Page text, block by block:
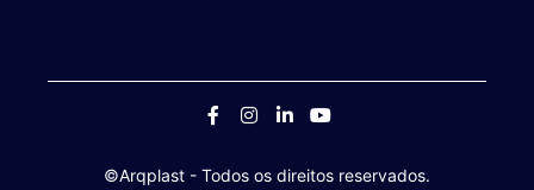
©Arqplast - Todos os direitos reservados.